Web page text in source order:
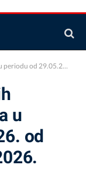
do 01.06.2026. godine do 06.00 sati
u
od